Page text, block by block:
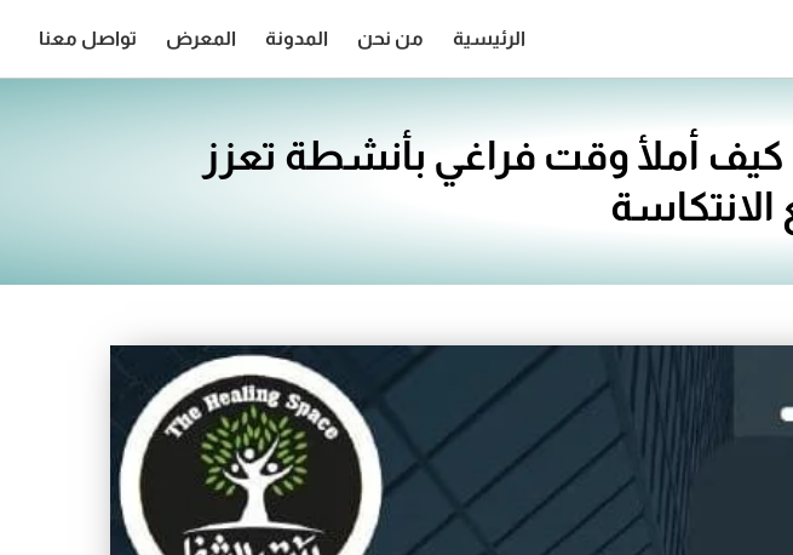
الرئيسية من نحن المدونة المعرض تواصل معنا
كيف أملأ وقت فراغي بأنشطة تعزز
الانتكاسة